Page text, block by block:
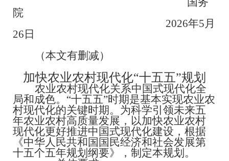
院
2026年5月
26 日
（本文有删减）
加快农业农村现代化“十五五”规划
农业农村现代化关系中国式现代化全
局和成色。 “十五五”时期是基本实现农业农
村现代化的关键时期。为科学引领未来五
年农业农村高质量发展，以加快农业农村
现代化更好推进中国式现代化建设，根据
《中华人民共和国国民经济和社会发展第
十五个五年规划纲要》，制定本规划。